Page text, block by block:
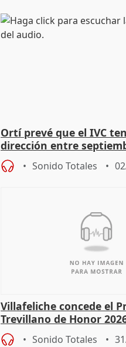
Ortí prevé que el IVC
dirección entre
Sonido Totales
Villafeliche concede el
Trevillano de Honor
periodista Xabier Fortes
Sonido Totales